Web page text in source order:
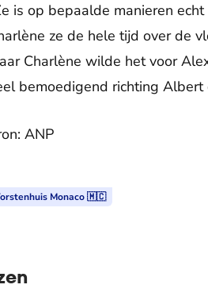
is op bepaalde manieren
ze de hele tijd over de
Charlène wilde het voor
bemoedigend richting
ANP
Monaco 🇲🇨